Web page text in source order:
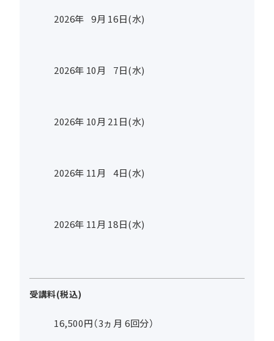
2026年 9月 16日(水)
2026年 10月 7日(水)
2026年 10月 21日(水)
2026年 11月 4日(水)
2026年 11月 18日(水)
受講料(税込)
16,500円（3ヵ月 6回分）